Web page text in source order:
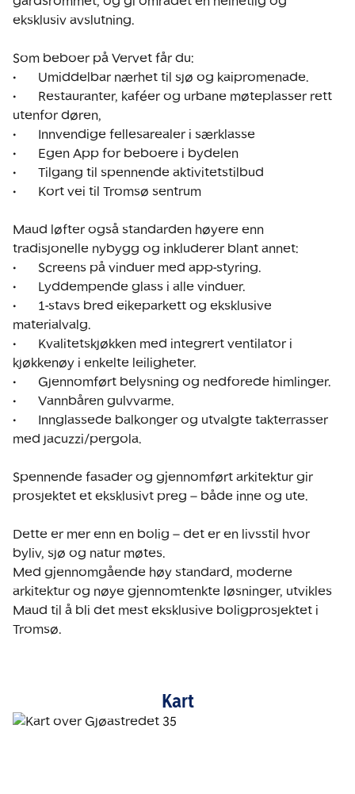
eksklusiv avslutning.
Som beboer på Vervet får du:
•	Umiddelbar nærhet til sjø og kaipromenade.
•	Restauranter, kaféer og urbane møteplasser rett
utenfor døren,
•	Innvendige fellesarealer i særklasse
•	Egen App for beboere i bydelen
•	Tilgang til spennende aktivitetstilbud
•	Kort vei til Tromsø sentrum
Maud løfter også standarden høyere enn
tradisjonelle nybygg og inkluderer blant annet:
•	Screens på vinduer med app-styring.
•	Lyddempende glass i alle vinduer.
•	1-stavs bred eikeparkett og eksklusive
materialvalg.
•	Kvalitetskjøkken med integrert ventilator i
kjøkkenøy i enkelte leiligheter.
•	Gjennomført belysning og nedforede himlinger.
•	Vannbåren gulvvarme.
•	Innglassede balkonger og utvalgte takterrasser
med jacuzzi/pergola.
Spennende fasader og gjennomført arkitektur gir
prosjektet et eksklusivt preg – både inne og ute.
Dette er mer enn en bolig – det er en livsstil hvor
byliv, sjø og natur møtes.
Med gjennomgående høy standard, moderne
arkitektur og nøye gjennomtenkte løsninger, utvikles
Maud til å bli det mest eksklusive boligprosjektet i
Tromsø.
Kart